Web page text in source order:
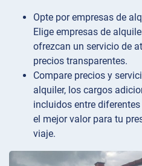
Opte por empresas de
Elige empresas de
ofrezcan un servicio de
precios transparentes.
Compare precios y
alquiler, los cargos
incluidos entre
el mejor valor para tu
viaje.